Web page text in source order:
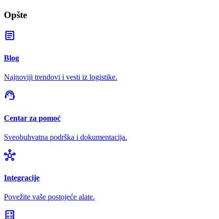
Opšte
article
Blog
Najnoviji trendovi i vesti iz logistike.
support_agent
Centar za pomoć
Sveobuhvatna podrška i dokumentacija.
hub
Integracije
Povežite vaše postojeće alate.
calculate